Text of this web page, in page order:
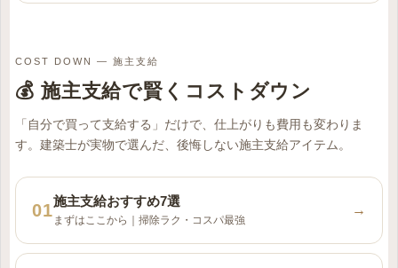
COST DOWN — 施主支給
💰 施主支給で賢くコストダウン
「自分で買って支給する」だけで、仕上がりも費用も変わりま
す。建築士が実物で選んだ、後悔しない施主支給アイテム。
施主支給おすすめ7選
まずはここから｜掃除ラク・コスパ最強
→